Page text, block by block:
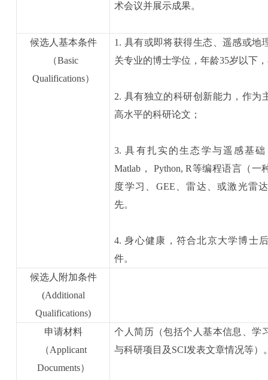
术会议并展示成果。
候选人基本条件
（Basic
Qualifications）
1. 具有或即将获得生态、遥感或地
关专业的博士学位，年龄35岁以下
2. 具有独立的科研创新能力，作为
高水平的科研论文；
3. 具有扎实的生态学与遥感基
Matlab， Python, R等编程语言（一
度学习、GEE、雷达、或激光雷
先。
4. 身心健康，符合北京大学博士
件。
候选人附加条件
(Additional
Qualifications)
申请材料
（Applicant
Documents）
个人简历（包括个人基本信息、学
与科研项目及SCI发表文章情况等）